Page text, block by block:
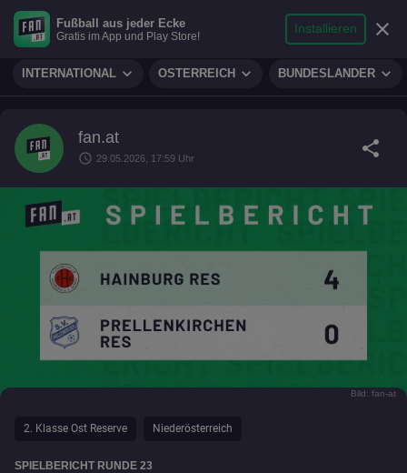
sports_soccer FUSSBALLexpand_more search
Suche
micro
Reporter
person
Login
INTERNATIONAL expand_more ÖSTERREICH expand_more BUNDESLÄNDER expand_more
Fußball aus jeder Ecke
Gratis im App und Play Store!
Installieren close
fan.at
schedule 29.05.2026, 17:59 Uhr share
Bild: fan-at
2. Klasse Ost Reserve Niederösterreich
SPIELBERICHT RUNDE 23